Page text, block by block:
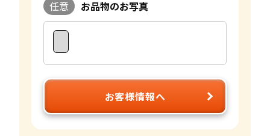
任意 お品物のお写真
お客様情報へ